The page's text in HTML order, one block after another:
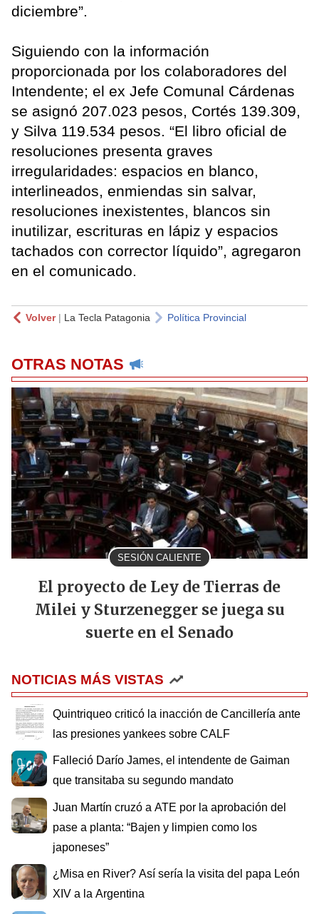
diciembre”.
Siguiendo con la información
proporcionada por los colaboradores del
Intendente; el ex Jefe Comunal Cárdenas
se asignó 207.023 pesos, Cortés 139.309,
y Silva 119.534 pesos. “El libro oficial de
resoluciones presenta graves
irregularidades: espacios en blanco,
interlineados, enmiendas sin salvar,
resoluciones inexistentes, blancos sin
inutilizar, escrituras en lápiz y espacios
tachados con corrector líquido”, agregaron
en el comunicado.
Volver| La Tecla Patagonia Política Provincial
OTRAS NOTAS
SESIÓN CALIENTE
El proyecto de Ley de Tierras de
Milei y Sturzenegger se juega su
suerte en el Senado
NOTICIAS MÁS VISTAS
Quintriqueo criticó la inacción de Cancillería ante
las presiones yankees sobre CALF
Falleció Darío James, el intendente de Gaiman
que transitaba su segundo mandato
Juan Martín cruzó a ATE por la aprobación del
pase a planta: “Bajen y limpien como los
japoneses”
¿Misa en River? Así sería la visita del papa León
XIV a la Argentina